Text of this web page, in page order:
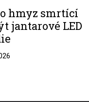
hmyz smrtící
jantarové LED